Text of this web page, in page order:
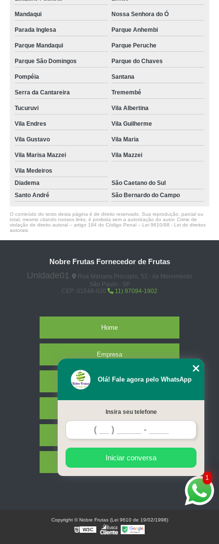
Mandaqui Nossa Senhora do Ó
Parada Inglesa Parque Anhembi
Parque Mandaqui Parque Peruche
Parque São Domingos Parque do Chaves
Pompéia Santana
Serra da Cantareira Tremembé
Tucuruvi Vila Albertina
Vila Endres Vila Guilherme
Vila Gustavo Vila Maria
Vila Marisa Mazzei Vila Mazzei
Vila Medeiros
Diadema
São Caetano do Sul
Santo André
São Bernardo do Campo
O conteúdo do texto desta página é de direito reservado. Sua reprodução, parcial ou
total, mesmo citando nossos links, é proibida sem a autorização do autor. Crime de
violação de direito autoral – artigo 184 do Código Penal – Lei 9610/98 - Lei de direitos
autorais
Nobre Frutas Fornecedor de Frutas
Unidade01
Rua Mariano Procopio, 52 - ila Monumento
São Paulo - SP
CEP: 01548-020
11) 97094-1902
Home
Empresa
Missão
Serviços
Contato
Mapa do site
1
Olá! Fale agora pelo WhatsApp
Insira seu telefone
Iniciar conversa
Copyright © Nobre Frutas (Lei 9610 de 19/02/1998)
W3C